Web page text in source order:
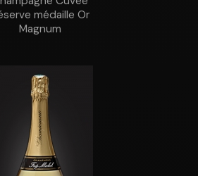
médaille Or
Magnum